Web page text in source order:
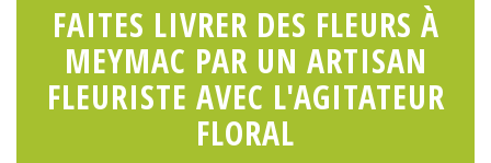
FAITES LIVRER DES FLEURS À
MEYMAC PAR UN ARTISAN
FLEURISTE AVEC L'AGITATEUR
FLORAL